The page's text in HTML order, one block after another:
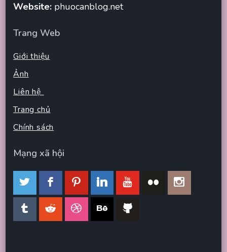
Website: phuocanblog.net
Trang Web
Giới thiệu
Ảnh
Liên hệ
Trang chủ
Chính sách
Mạng xã hội